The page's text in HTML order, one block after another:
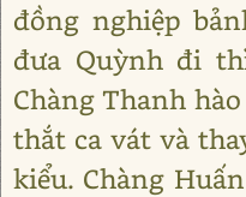
đồng nghiệp
đưa Quỳnh đi
Chàng Thanh
thắt ca vát và
kiểu. Chàng